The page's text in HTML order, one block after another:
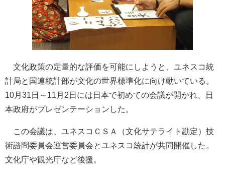
文化政策の定量的な評価を可能にしようと、ユネスコ統
計局と国連統計部が文化の世界標準化に向け動いている。
10月31日～11月2日には日本で初めての会議が開かれ、日
本政府がプレゼンテーションした。
この会議は、ユネスコＣＳＡ（文化サテライト勘定）技
術諮問委員会運営委員会とユネスコ統計が共同開催した。
文化庁や観光庁など後援。